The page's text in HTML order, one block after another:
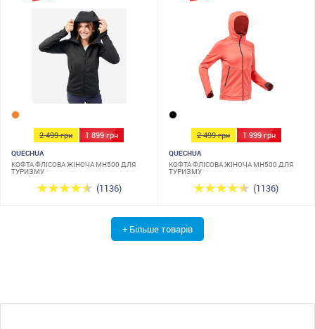
2 499 грн 1 899 грн
QUECHUA
КОФТА ФЛІСОВА ЖІНОЧА MH500 ДЛЯ
ТУРИЗМУ
(1136)
2 499 грн 1 999 грн
QUECHUA
КОФТА ФЛІСОВА ЖІНОЧА MH500 ДЛЯ
ТУРИЗМУ
(1136)
+ Більше товарів